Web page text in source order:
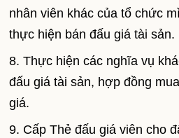
nhân viên khác của tổ chức
thực hiện bán đấu giá tài sản.
8. Thực hiện các nghĩa vụ
đấu giá tài sản, hợp đồng
giá.
9. Cấp Thẻ đấu giá viên cho